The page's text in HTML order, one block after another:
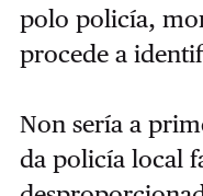
polo policía,
procede a
Non sería a
da policía local